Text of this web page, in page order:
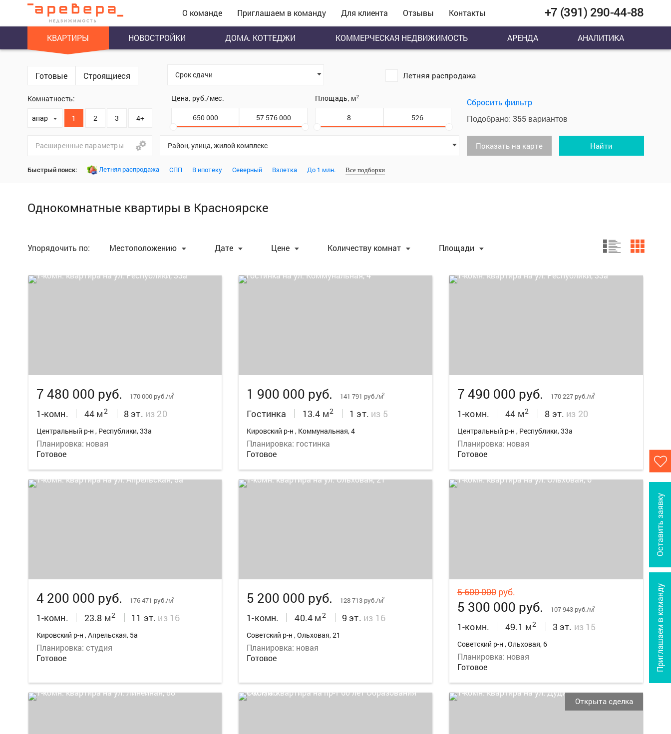
О команде Приглашаем в команду Для клиента Отзывы Контакты +7 (391) 290-44-88
КВАРТИРЫ НОВОСТРОЙКИ ДОМА. КОТТЕДЖИ КОММЕРЧЕСКАЯ НЕДВИЖИМОСТЬ АРЕНДА АНАЛИТИКА
Приглашаем в команду
Оставить заявку
Готовые Строящиеся Срок сдачи Летняя распродажа
Комнатность:
апартаменты1 2 3 4+
Цена, руб./мес. Площадь, м2
Расширенные параметры Район, улица, жилой комплекс
Сбросить фильтр
Подобрано: 355вариантов
Показать на карте Найти
Быстрый поиск: Летняя распродажа СПП В ипотеку Северный Взлетка До 1 млн. Все подборки
Однокомнатные квартиры в Красноярске
Упорядочить по: Местоположению Дате Цене Количеству комнат Площади
7 480 000 руб. 170 000 руб./м2
1-комн. 44 м2 8 эт. из 20
Центральный р-н , Республики, 33а
Планировка: новая
Готовое
1 900 000 руб. 141 791 руб./м2
Гостинка 13.4 м2 1 эт. из 5
Кировский р-н , Коммунальная, 4
Планировка: гостинка
Готовое
7 490 000 руб. 170 227 руб./м2
1-комн. 44 м2 8 эт. из 20
Центральный р-н , Республики, 33а
Планировка: новая
Готовое
4 200 000 руб. 176 471 руб./м2
1-комн. 23.8 м2 11 эт. из 16
Кировский р-н , Апрельская, 5а
Планировка: студия
Готовое
5 200 000 руб. 128 713 руб./м2
1-комн. 40.4 м2 9 эт. из 16
Советский р-н , Ольховая, 21
Планировка: новая
Готовое
5 600 000руб.
5 300 000 руб. 107 943 руб./м2
1-комн. 49.1 м2 3 эт. из 15
Советский р-н , Ольховая, 6
Планировка: новая
Готовое
Открыта сделка